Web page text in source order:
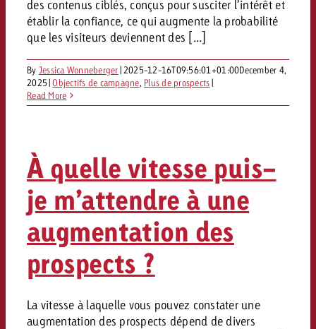
ACTUALITÉS GOLDBACH
Le Goldbach Video Network
portée cross-canal de la vidéo
Zum Beitrag
Souhaitez-vous planifier une
publicitaire et avez-vous
conseils ?
Une portée mesurable
planification – l’impact fait la
interdictions publicitaires se
large rejet
Lire l’article
publicité OOH et avez-vous
conseils ?
Interview avec Steve Krebser
Swiss Audio Network
Lire l’article
Vous souhaitez en savoir
?
Impact
ACTUALITÉS ONLINE
Le Goldbach Video Network
portée cross-canal de la vidéo
Impact
ACTUALITÉS GOLDBACH
Le Goldbach Video Network
portée cross-canal de la vidéo
Out of
Audio
Contenu
À propos
des contenus ciblés, conçus pour susciter l’intérêt et
établir la confiance, ce qui augmente la probabilité
que les visiteurs deviennent des [...]
By Jessica Wonneberger| 2025-12-16T09:56:01+01:00December 4,
2025|Objectifs de campagne, Plus de prospects|
Read More
À quelle vitesse puis-
je m’attendre à une
augmentation des
prospects ?
La vitesse à laquelle vous pouvez constater une
augmentation des prospects dépend de divers